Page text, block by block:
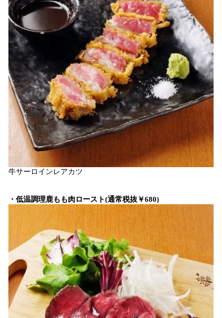
牛サーロインレアカツ
・低温調理鹿もも肉ロースト(通常税抜￥680)